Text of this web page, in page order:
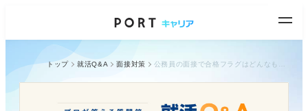
トップ 就活Q&A 面接対策